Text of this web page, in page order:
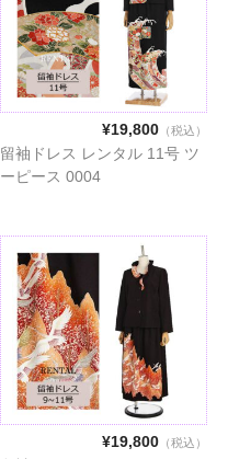
¥19,800 （税込）
留袖ドレス レンタル 11号 ツ
ーピース 0004
¥19,800 （税込）